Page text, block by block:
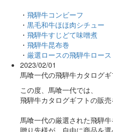
・ 飛騨牛コンビーフ
・ 黒毛和牛ほほ肉シチュー
・ 飛騨牛すじどて味噌煮
・ 飛騨牛昆布巻
・ 厳選ロースの飛騨牛ロー
2023/02/01
馬喰一代の飛騨牛カタログギ
この度、馬喰一代では、
飛騨牛カタログギフトの販
馬喰一代の厳選された飛騨牛
贈り先様が、自由に商品を選